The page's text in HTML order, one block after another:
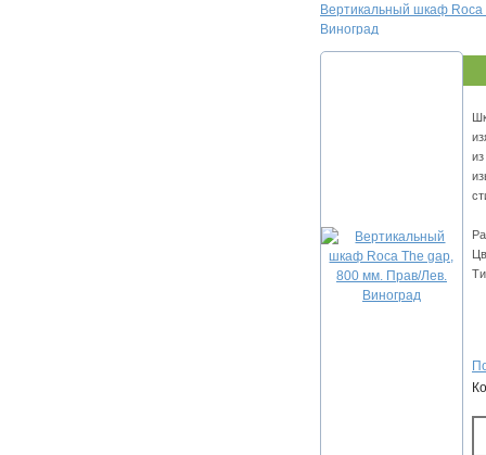
Вертикальный шкаф
Виноград